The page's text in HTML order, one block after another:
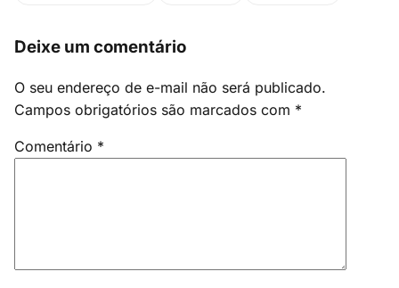
Deixe um comentário
O seu endereço de e-mail não será publicado.
Campos obrigatórios são marcados com *
Comentário *